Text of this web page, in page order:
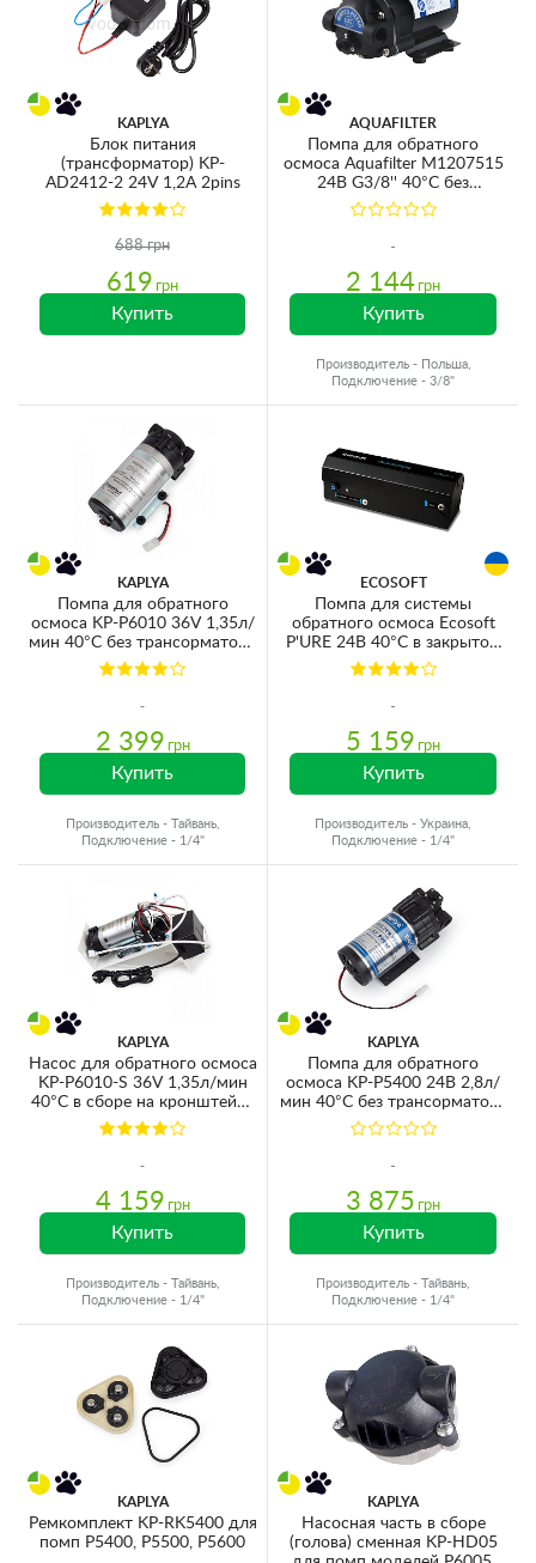
KAPLYA
Блок питания
(трансформатор) KP-
AD2412-2 24V 1,2A 2pins
688 грн
619 грн
Купить
AQUAFILTER
Помпа для обратного
осмоса Aquafilter M1207515
24В G3/8'' 40°C без
трансорматора и датчиков
(для мембран 50-125GPD)
2 144 грн
Купить
Производитель - Польша,
Подключение - 3/8"
KAPLYA
Помпа для обратного
осмоса KP-P6010 36V 1,35л/
мин 40°C без трансорматора
и датчиков (для мембран
100-150GPD)
2 399 грн
Купить
Производитель - Тайвань,
Подключение - 1/4"
ECOSOFT
Помпа для системы
обратного осмоса Ecosoft
P'URE 24В 40°C в закрытом
корпусе с датчиками и
трансформатором (для
5 159 грн
Купить
Производитель - Украина,
Подключение - 1/4"
KAPLYA
Насос для обратного осмоса
KP-P6010-S 36V 1,35л/мин
40°C в сборе на кронштейне
(для мембран 100-150GPD)
4 159 грн
Купить
Производитель - Тайвань,
Подключение - 1/4"
KAPLYA
Помпа для обратного
осмоса KP-P5400 24В 2,8л/
мин 40°C без трансорматора
и датчиков (для мембран
400GPD)
3 875 грн
Купить
Производитель - Тайвань,
Подключение - 1/4"
KAPLYA
Ремкомплект KP-RK5400 для
помп P5400, P5500, P5600
KAPLYA
Насосная часть в сборе
(голова) сменная KP-HD05